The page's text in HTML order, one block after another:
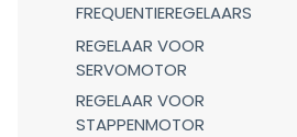
FREQUENTIEREGELAARS
REGELAAR VOOR
SERVOMOTOR
REGELAAR VOOR
STAPPENMOTOR